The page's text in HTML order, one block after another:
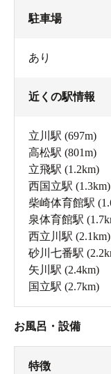
レトロなゲーム機
樽のテーブルやベ
近、肩身の狭い喫
ら、気持ちよく休
禁煙者も気になる
駐車場
あり
近くの駅情報
立川駅 (697m)
高松駅 (801m)
立飛駅 (1.2km)
西国立駅 (1.3km)
柴崎体育館駅
泉体育館駅
西立川駅 (2.1km)
砂川七番駅
矢川駅 (2.4km)
国立駅 (2.7km)
お風呂・設備
特徴